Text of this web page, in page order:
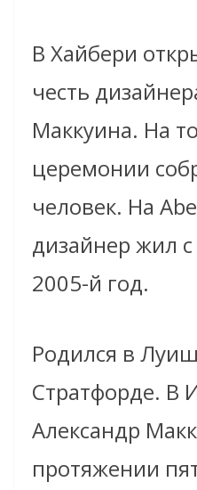
В Хайбери
честь
Маккуина. На
церемонии
человек. На
дизайнер жил
2005-й год.
Родился в
Стратфорде. В
Александр
протяжении